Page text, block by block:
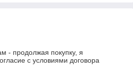
- продолжая покупку, я
с условиями договора